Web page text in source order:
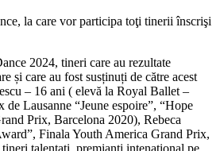
la care vor participa toţi tinerii înscrişi
2024, tineri care au rezultate
și care au fost susținuți de către acest
– 16 ani ( elevă la Royal Ballet –
de Lausanne “Jeune espoire”, “Hope
Prix, Barcelona 2020), Rebeca
Finala Youth America Grand Prix,
talentați, premianți intenațional pe